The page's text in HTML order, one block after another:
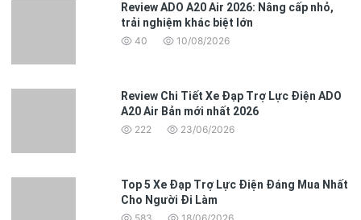
Review ADO A20 Air 2026: Nâng cấp nhỏ,
trải nghiệm khác biệt lớn
40 10/08/2026
Review Chi Tiết Xe Đạp Trợ Lực Điện ADO
A20 Air Bản mới nhất 2026
222 23/06/2026
Top 5 Xe Đạp Trợ Lực Điện Đáng Mua Nhất
Cho Người Đi Làm